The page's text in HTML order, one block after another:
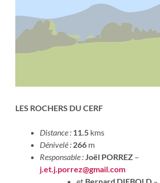
LES ROCHERS DU CERF
Distance : 11.5 kms
Dénivelé : 266 m
Responsable :Joël PORREZ –
j.et.j.porrez@gmail.com